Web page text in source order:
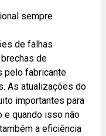
sempre
de falhas
de
pelo fabricante
As atualizações do
importantes para
e quando isso não
a eficiência